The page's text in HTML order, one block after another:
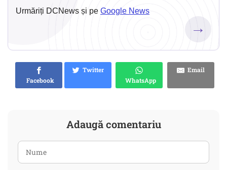
Urmăriți DCNews și pe Google News
→
Facebook
Twitter
WhatsApp
Email
Adaugă comentariu